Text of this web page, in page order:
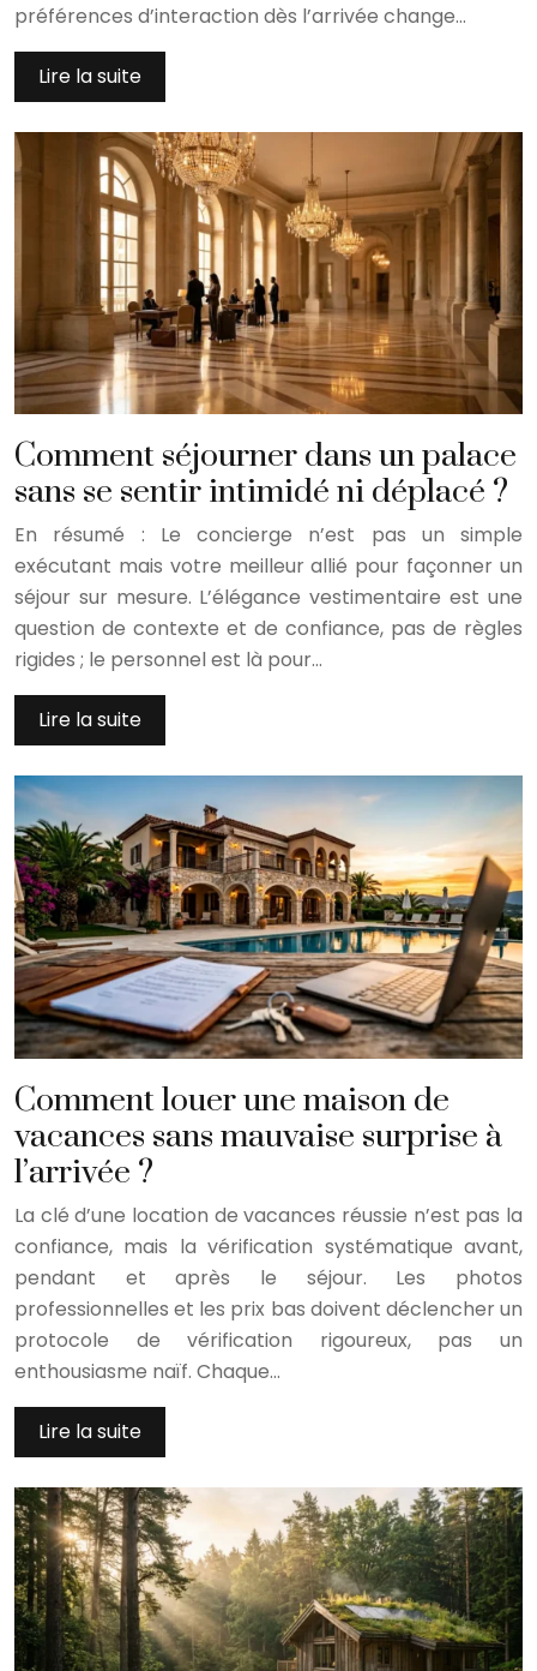
préférences d’interaction dès l’arrivée change…
Lire la suite
Comment séjourner dans un palace
sans se sentir intimidé ni déplacé ?
En résumé : Le concierge n’est pas un simple
exécutant mais votre meilleur allié pour façonner un
séjour sur mesure. L’élégance vestimentaire est une
question de contexte et de confiance, pas de règles
rigides ; le personnel est là pour…
Lire la suite
Comment louer une maison de
vacances sans mauvaise surprise à
l’arrivée ?
La clé d’une location de vacances réussie n’est pas la
confiance, mais la vérification systématique avant,
pendant et après le séjour. Les photos
professionnelles et les prix bas doivent déclencher un
protocole de vérification rigoureux, pas un
enthousiasme naïf. Chaque…
Lire la suite